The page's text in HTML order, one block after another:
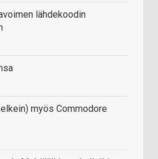
lähdekoodin
myös Commodore